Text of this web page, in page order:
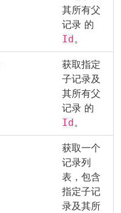
其所有父
记录 的
Id 。
获取指定
子记录及
其所有父
记录 的
Id 。
获取一个
记录列
表，包含
指定子记
录及其所